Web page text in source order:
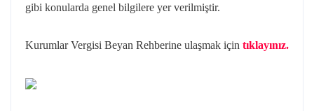
gibi konularda genel bilgilere yer verilmiştir.
Kurumlar Vergisi Beyan Rehberine ulaşmak için tıklayınız.